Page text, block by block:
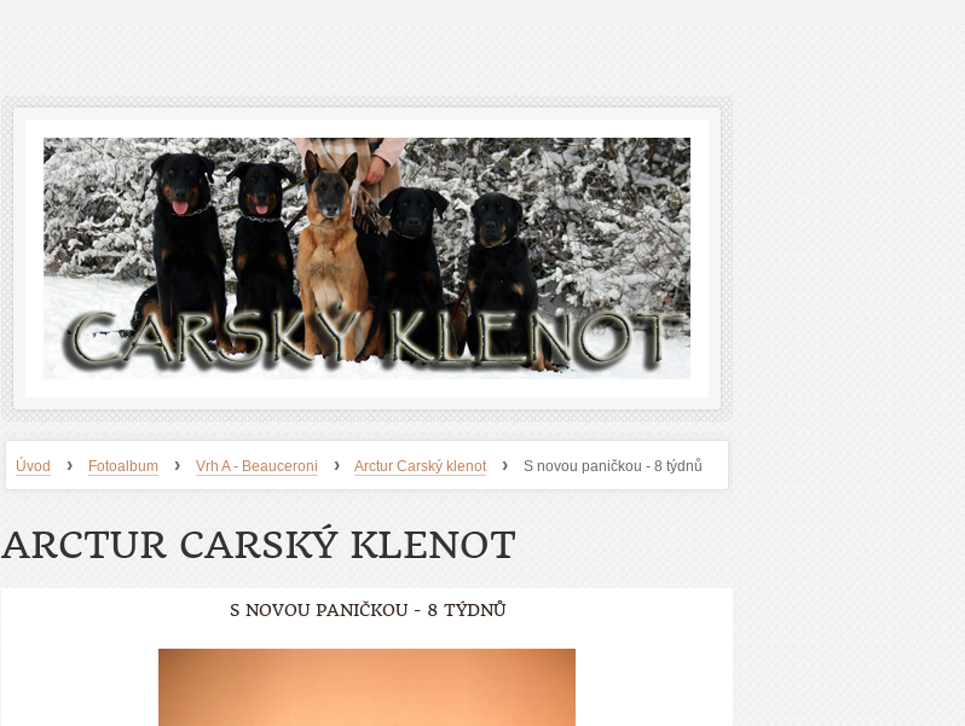
Úvod › Fotoalbum › Vrh A - Beauceroni › Arctur Carský klenot › S novou paničkou - 8 týdnů
ARCTUR CARSKÝ KLENOT
S NOVOU PANIČKOU - 8 TÝDNŮ